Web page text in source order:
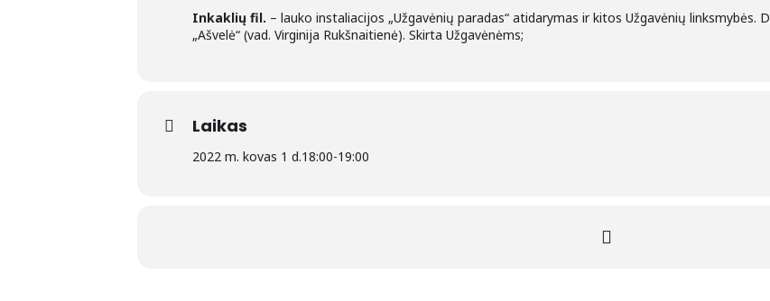
Inkaklių fil. – lauko instaliacijos „Užgavėnių paradas“ atidarymas ir kitos Užgavėnių linksmybės.
„Ašvelė“ (vad. Virginija Rukšnaitienė). Skirta Užgavėnėms;
Laikas
2022 m. kovas 1 d.18:00-19:00